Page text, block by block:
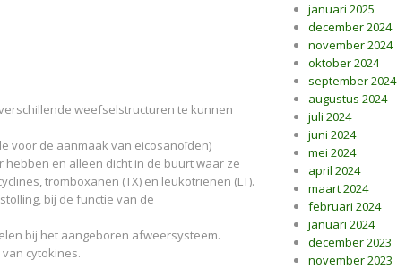
weefselstructuren te kunnen
voor de aanmaak van eicosanoïden)
en alleen dicht in de buurt waar ze
tromboxanen (TX) en leukotriënen (LT).
bij de functie van de
bij het aangeboren afweersysteem.
cytokines.
januari 2025
december 2024
november 2024
oktober 2024
september 2024
augustus 2024
juli 2024
juni 2024
mei 2024
april 2024
maart 2024
februari 2024
januari 2024
december 2023
november 2023